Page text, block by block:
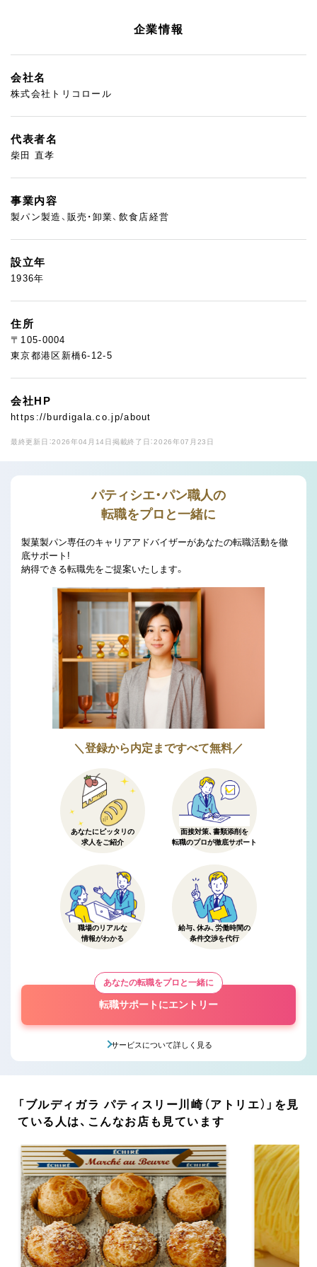
企業情報
会社名
株式会社トリコロール
代表者名
柴田 直孝
事業内容
製パン製造、販売・卸業、飲食店経営
設立年
1936年
住所
〒105-0004
東京都港区新橋6-12-5
会社HP
https://burdigala.co.jp/about
最終更新日：2026年04月14日 掲載終了日：2026年07月23日
パティシエ・パン職人の
転職をプロと一緒に
製菓製パン専任のキャリアアドバイザーがあなたの転職活動を徹
底サポート!
納得できる転職先をご提案いたします。
＼登録から内定まですべて無料／
あなたにピッタリの
求人をご紹介
面接対策、書類添削を
転職のプロが徹底サポート
職場のリアルな
情報がわかる
給与、休み、労働時間の
条件交渉を代行
あなたの転職をプロと一緒に
転職サポートにエントリー
サービスについて詳しく見る
「ブルディガラ パティスリー川崎（アトリエ）」を見
ている人は、こんなお店も見ています